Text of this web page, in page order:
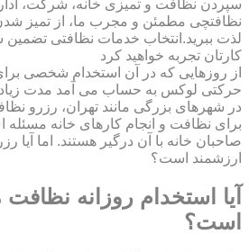
سپردن نظافت و تمیزی خانه، شرکت،
نظافتچی مطمئن و مجرب ما، از تمیز
لذت ببرید.انتخاب خدمات نظافتی تضمین
کارتان تجربه خواهید کرد
از روزهایی که در آن استخدام شخصی
حرکتی لوکس به حساب می آمد مدت
در شهرهای بزرگی مانند تهران، رزرو
برای نظافت و انجام کارهای خانه مسئله
صاحبان خانه با آن درگیر هستند. اما آیا
ارزشمند است؟
آیا استخدام روزانه
است؟